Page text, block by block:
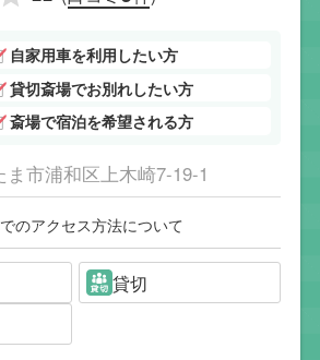
自家用車を利用したい方
貸切斎場でお別れしたい方
斎場で宿泊を希望される方
市浦和区上木崎7-19-1
のアクセス方法について
貸切